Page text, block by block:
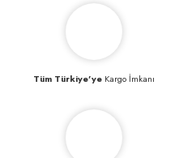
Tüm Türkiye’yeKargo İmkanı